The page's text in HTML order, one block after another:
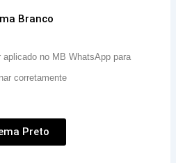
Branco
no MB WhatsApp para
corretamente
Preto